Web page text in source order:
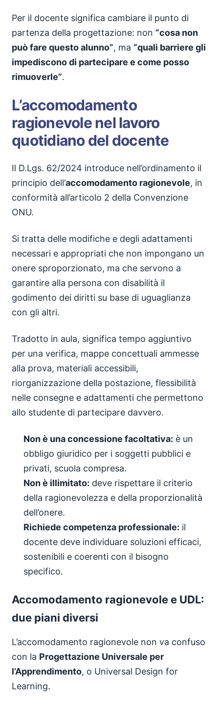
Per il docente significa cambiare il punto di
partenza della progettazione: non “cosa non
può fare questo alunno”, ma “quali barriere gli
impediscono di partecipare e come posso
rimuoverle”.
L’accomodamento
ragionevole nel lavoro
quotidiano del docente
Il D.Lgs. 62/2024 introduce nell’ordinamento il
principio dell’accomodamento ragionevole, in
conformità all’articolo 2 della Convenzione
ONU.
Si tratta delle modifiche e degli adattamenti
necessari e appropriati che non impongano un
onere sproporzionato, ma che servono a
garantire alla persona con disabilità il
godimento dei diritti su base di uguaglianza
con gli altri.
Tradotto in aula, significa tempo aggiuntivo
per una verifica, mappe concettuali ammesse
alla prova, materiali accessibili,
riorganizzazione della postazione, flessibilità
nelle consegne e adattamenti che permettono
allo studente di partecipare davvero.
Non è una concessione facoltativa: è un
obbligo giuridico per i soggetti pubblici e
privati, scuola compresa.
Non è illimitato: deve rispettare il criterio
della ragionevolezza e della proporzionalità
dell’onere.
Richiede competenza professionale: il
docente deve individuare soluzioni efficaci,
sostenibili e coerenti con il bisogno
specifico.
Accomodamento ragionevole e UDL:
due piani diversi
L’accomodamento ragionevole non va confuso
con la Progettazione Universale per
l’Apprendimento, o Universal Design for
Learning.